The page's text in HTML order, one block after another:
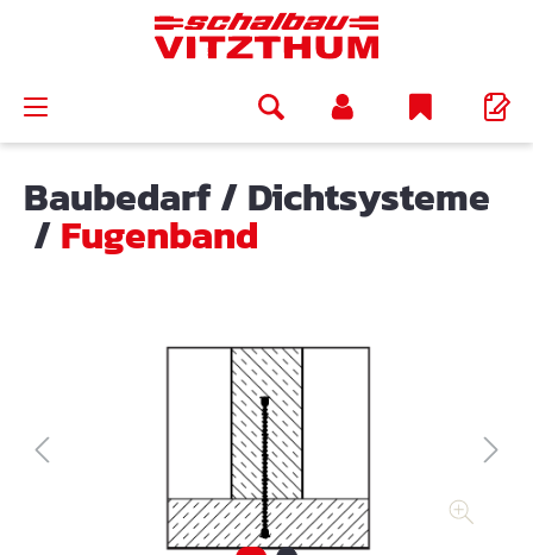
Baubedarf/Dichtsysteme
/Fugenband